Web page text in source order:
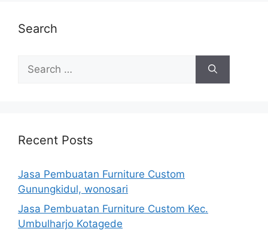
Search
for:
Recent Posts
Jasa Pembuatan Furniture Custom
Gunungkidul, wonosari
Jasa Pembuatan Furniture Custom Kec.
Umbulharjo Kotagede